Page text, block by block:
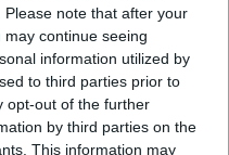
note that after your
continue seeing
information utilized by
to third parties prior to
opt-out of the further
by third parties on the
This information may
maxxing και
τις διακοπές